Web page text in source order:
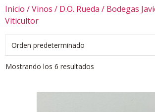
Inicio /Vinos / D.O. Rueda / Bodegas
Viticultor
Mostrando los 6 resultados